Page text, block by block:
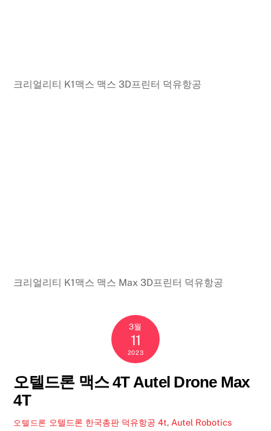
크리얼리티 K1맥스 맥스 3D프린터 덕유항공
크리얼리티 K1맥스 맥스 Max 3D프린터 덕유항공
3월
11
2023
오텔드론 맥스 4T Autel Drone Max
4T
오텔드론 오텔드론 한국총판 덕유항공 4t, Autel Robotics